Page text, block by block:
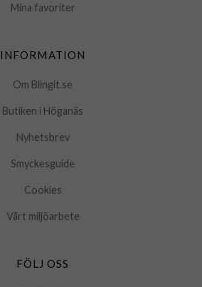
Mina favoriter
INFORMATION
Om Blingit.se
Butiken i Höganäs
Nyhetsbrev
Smyckesguide
Cookies
Vårt miljöarbete
FÖLJ OSS